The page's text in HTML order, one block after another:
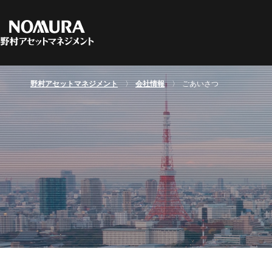
ファンド情報TOPへ
マーケット情報TOPへ
日
資産運用の基礎TOPヘ
会社情報TOPヘ
サ
お
野村アセットマネジメント 会社情報 ごあいさつ